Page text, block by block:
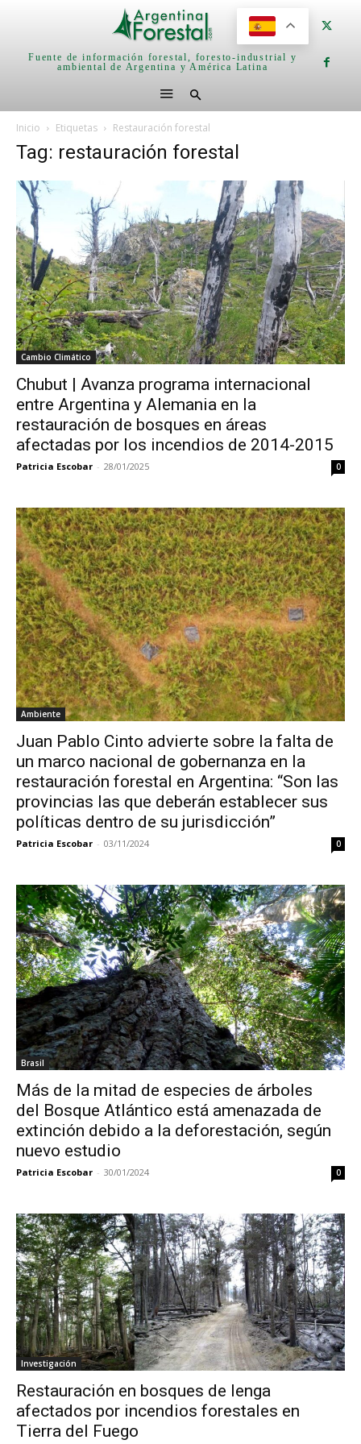
Fuente de información forestal, foresto-industrial y
ambiental de Argentina y América Latina
Inicio Etiquetas Restauración forestal
Tag: restauración forestal
Cambio Climático
Chubut | Avanza programa internacional
entre Argentina y Alemania en la
restauración de bosques en áreas
afectadas por los incendios de 2014-2015
Patricia Escobar - 28/01/2025 0
Ambiente
Juan Pablo Cinto advierte sobre la falta de
un marco nacional de gobernanza en la
restauración forestal en Argentina: “Son las
provincias las que deberán establecer sus
políticas dentro de su jurisdicción”
Patricia Escobar - 03/11/2024 0
Brasil
Más de la mitad de especies de árboles
del Bosque Atlántico está amenazada de
extinción debido a la deforestación, según
nuevo estudio
Patricia Escobar - 30/01/2024 0
Investigación
Restauración en bosques de lenga
afectados por incendios forestales en
Tierra del Fuego